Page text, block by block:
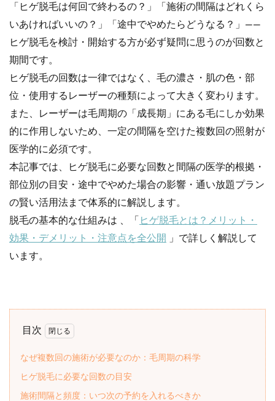
「ヒゲ脱毛は何回で終わるの？」「施術の間隔はどれくら
いあければいいの？」「途中でやめたらどうなる？」――
ヒゲ脱毛を検討・開始する方が必ず疑問に思うのが回数と
期間です。
ヒゲ脱毛の回数は一律ではなく、毛の濃さ・肌の色・部
位・使用するレーザーの種類によって大きく変わります。
また、レーザーは毛周期の「成長期」にある毛にしか効果
的に作用しないため、一定の間隔を空けた複数回の照射が
医学的に必須です。
本記事では、ヒゲ脱毛に必要な回数と間隔の医学的根拠・
部位別の目安・途中でやめた場合の影響・通い放題プラン
の賢い活用法まで体系的に解説します。
脱毛の基本的な仕組みは 、「
ヒゲ脱毛とは？メリット・
効果・デメリット・注意点を全公開
」で詳しく解説して
います。
目次
なぜ複数回の施術が必要なのか：毛周期の科学
ヒゲ脱毛に必要な回数の目安
施術間隔と頻度：いつ次の予約を入れるべきか